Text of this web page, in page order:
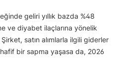
geliri yıllık bazda %48
ve diyabet ilaçlarına yönelik
satın alımlarla ilgili giderler
bir sapma yaşasa da, 2026